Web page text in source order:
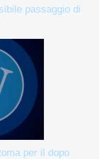
passaggio di
per il dopo